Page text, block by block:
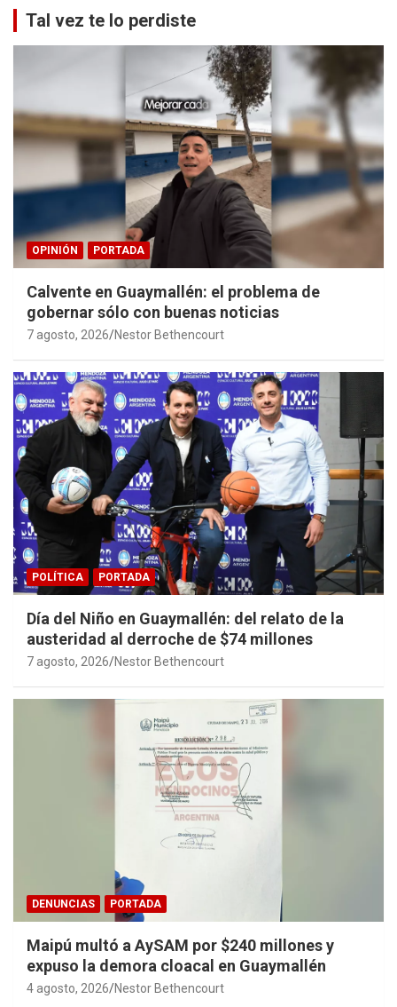
Tal vez te lo perdiste
OPINIÓN PORTADA
Calvente en Guaymallén: el problema de
gobernar sólo con buenas noticias
7 agosto, 2026 Nestor Bethencourt
POLÍTICA PORTADA
Día del Niño en Guaymallén: del relato de la
austeridad al derroche de $74 millones
7 agosto, 2026 Nestor Bethencourt
DENUNCIAS PORTADA
Maipú multó a AySAM por $240 millones y
expuso la demora cloacal en Guaymallén
4 agosto, 2026 Nestor Bethencourt